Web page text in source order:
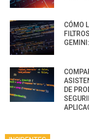
CÓMO
DE